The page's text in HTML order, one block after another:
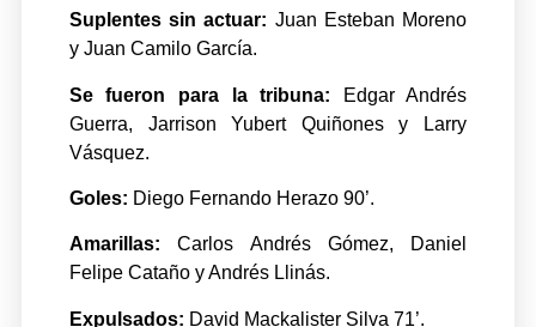
Suplentes sin actuar: Juan Esteban Moreno
y Juan Camilo García.
Se fueron para la tribuna:
Edgar Andrés
Guerra, Jarrison Yubert Quiñones y Larry
Vásquez.
Goles: Diego Fernando Herazo 90’.
Amarillas:Carlos Andrés Gómez, Daniel
Felipe Cataño y Andrés Llinás.
Expulsados: David Mackalister Silva 71’.